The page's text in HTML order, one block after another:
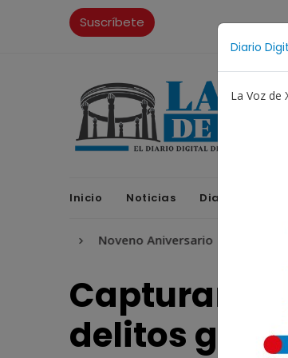
Diario
La Voz de
Suscríbete
Inicio Noticias Diario Digital
Noveno Aniversario Fichajes
Capturan a
delitos